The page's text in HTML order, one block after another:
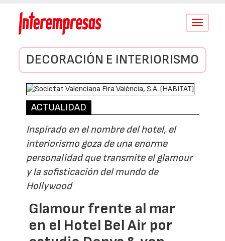
Conmutar
DECORACIÓN E INTERIORISMO
ACTUALIDAD
Inspirado en el nombre del hotel, el
interiorismo goza de una enorme
personalidad que transmite el glamour
y la sofisticación del mundo de
Hollywood
Glamour frente al mar
en el Hotel Bel Air por